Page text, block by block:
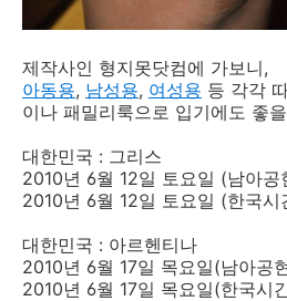
제작사인 형지못닷컴에 가보니,
아동용, 남성용, 여성용 등 각각
이나 패밀리룩으로 입기에도 좋
대한민국 : 그리스
2010년 6월 12일 토요일 (남아공
2010년 6월 12일 토요일 (한국
대한민국 : 아르헨티나
2010년 6월 17일 목요일(남아공
2010년 6월 17일 목요일(한국시